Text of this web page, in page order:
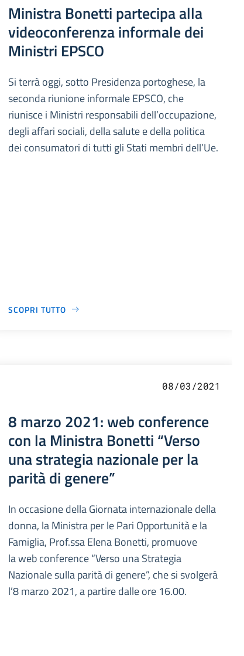
Ministra Bonetti partecipa alla
videoconferenza informale dei
Ministri EPSCO
Si terrà oggi, sotto Presidenza portoghese, la
seconda riunione informale EPSCO, che
riunisce i Ministri responsabili dell’occupazione,
degli affari sociali, della salute e della politica
dei consumatori di tutti gli Stati membri dell’Ue.
SCOPRI TUTTO
08/03/2021
8 marzo 2021: web conference
con la Ministra Bonetti “Verso
una strategia nazionale per la
parità di genere”
In occasione della Giornata internazionale della
donna, la Ministra per le Pari Opportunità e la
Famiglia, Prof.ssa Elena Bonetti, promuove
la web conference “Verso una Strategia
Nazionale sulla parità di genere”, che si svolgerà
l’8 marzo 2021, a partire dalle ore 16.00.